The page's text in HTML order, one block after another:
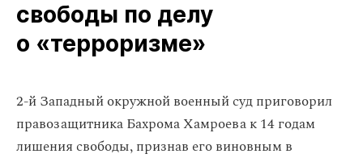
свободы по делу
о «терроризме»
2-й Западный окружной военный суд приговорил
правозащитника Бахрома Хамроева к 14 годам
лишения свободы, признав его виновным в